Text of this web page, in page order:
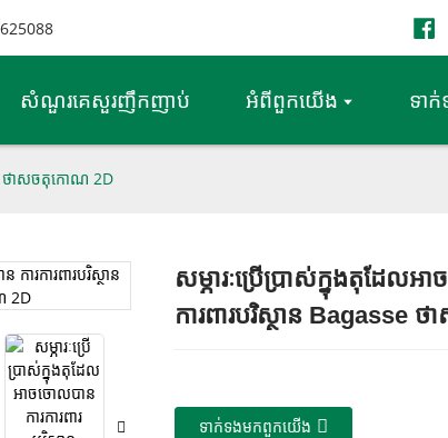
សំណួរគេសួរញឹកញាប់ អំពី​ពួក​យើង ទា
ថាសចតុកោណ 2D
Loading...
Loading...
សម្ភារៈប្រើប្រាស់ក្នុងតុដែលអ
ការពារបរិស្ថាន Bagasse
ទាក់ទង​មក​ពួក​យើង